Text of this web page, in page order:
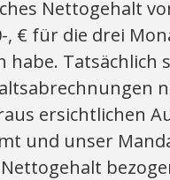
Nettogehalt
, € für die drei
habe. Tatsächlich
ersichtlichen
und unser